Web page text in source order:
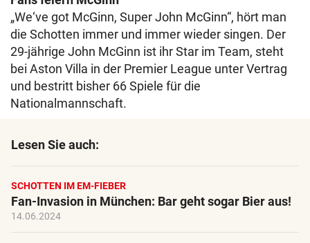
„We‘ve got McGinn, Super John McGinn“, hört man
die Schotten immer und immer wieder singen. Der
29-jährige John McGinn ist ihr Star im Team, steht
bei Aston Villa in der Premier League unter Vertrag
und bestritt bisher 66 Spiele für die
Nationalmannschaft.
Lesen Sie auch:
SCHOTTEN IM EM-FIEBER
Fan-Invasion in München: Bar geht sogar Bier aus!
14.06.2024